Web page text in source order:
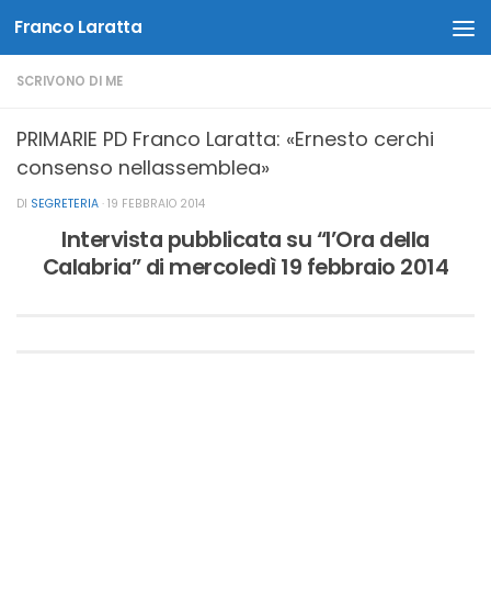
Salta al contenuto
Franco Laratta
SCRIVONO DI ME
PRIMARIE PD Franco Laratta: «Ernesto cerchi
consenso nellassemblea»
DI SEGRETERIA · 19 FEBBRAIO 2014
Intervista pubblicata su “l’Ora della
Calabria” di mercoledì 19 febbraio 2014